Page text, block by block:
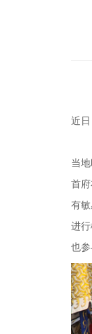
近
当
首
有
进
也